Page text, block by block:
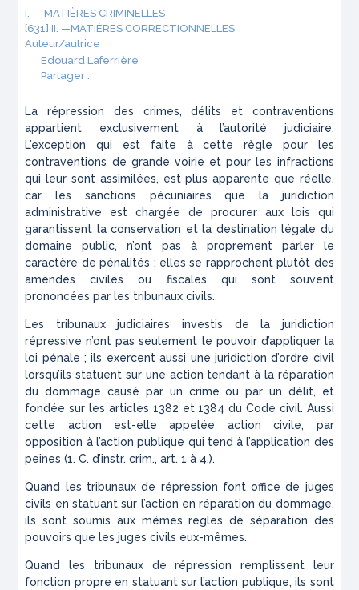
I. — MATIÈRES CRIMINELLES
[631] II. —MATIÈRES CORRECTIONNELLES
Auteur/autrice
Edouard Laferrière
Partager :
La répression des crimes, délits et contraventions
appartient exclusivement à l’autorité judiciaire.
L’exception qui est faite à cette règle pour les
contraventions de grande voirie et pour les infractions
qui leur sont assimilées, est plus apparente que réelle,
car les sanctions pécuniaires que la juridiction
administrative est chargée de procurer aux lois qui
garantissent la conservation et la destination légale du
domaine public, n’ont pas à proprement parler le
caractère de pénalités ; elles se rapprochent plutôt des
amendes civiles ou fiscales qui sont souvent
prononcées par les tribunaux civils.
Les tribunaux judiciaires investis de la juridiction
répressive n’ont pas seulement le pouvoir d’appliquer la
loi pénale ; ils exercent aussi une juridiction d’ordre civil
lorsqu’ils statuent sur une action tendant à la réparation
du dommage causé par un crime ou par un délit, et
fondée sur les articles 1382 et 1384 du Code civil. Aussi
cette action est-elle appelée action civile, par
opposition à l’action publique qui tend à l’application des
peines (1. C. d’instr. crim., art. 1 à 4.).
Quand les tribunaux de répression font office de juges
civils en statuant sur l’action en réparation du dommage,
ils sont soumis aux mêmes règles de séparation des
pouvoirs que les juges civils eux-mêmes.
Quand les tribunaux de répression remplissent leur
fonction propre en statuant sur l’action publique, ils sont